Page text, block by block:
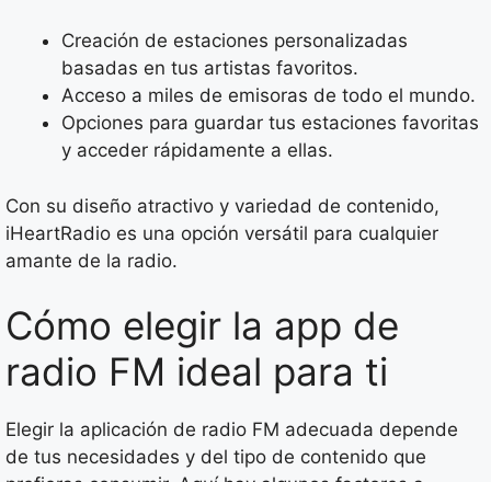
Creación de estaciones personalizadas
basadas en tus artistas favoritos.
Acceso a miles de emisoras de todo el mundo.
Opciones para guardar tus estaciones favoritas
y acceder rápidamente a ellas.
Con su diseño atractivo y variedad de contenido,
iHeartRadio es una opción versátil para cualquier
amante de la radio.
Cómo elegir la app de
radio FM ideal para ti
Elegir la aplicación de radio FM adecuada depende
de tus necesidades y del tipo de contenido que